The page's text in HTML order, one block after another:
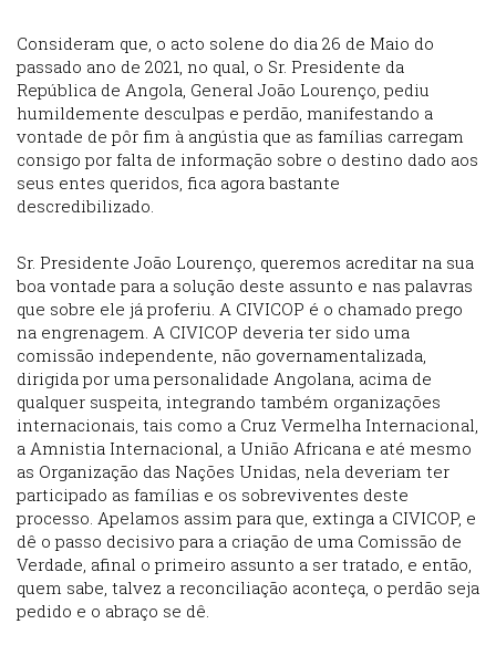
Consideram que, o acto solene do dia 26 de Maio do
passado ano de 2021, no qual, o Sr. Presidente da
República de Angola, General João Lourenço, pediu
humildemente desculpas e perdão, manifestando a
vontade de pôr fim à angústia que as famílias carregam
consigo por falta de informação sobre o destino dado aos
seus entes queridos, fica agora bastante
descredibilizado.
Sr. Presidente João Lourenço, queremos acreditar na sua
boa vontade para a solução deste assunto e nas palavras
que sobre ele já proferiu. A CIVICOP é o chamado prego
na engrenagem. A CIVICOP deveria ter sido uma
comissão independente, não governamentalizada,
dirigida por uma personalidade Angolana, acima de
qualquer suspeita, integrando também organizações
internacionais, tais como a Cruz Vermelha Internacional,
a Amnistia Internacional, a União Africana e até mesmo
as Organização das Nações Unidas, nela deveriam ter
participado as famílias e os sobreviventes deste
processo. Apelamos assim para que, extinga a CIVICOP, e
dê o passo decisivo para a criação de uma Comissão de
Verdade, afinal o primeiro assunto a ser tratado, e então,
quem sabe, talvez a reconciliação aconteça, o perdão seja
pedido e o abraço se dê.